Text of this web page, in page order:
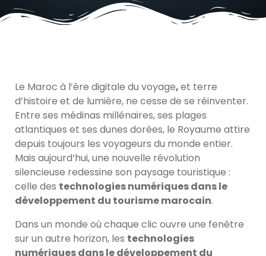
Le Maroc à l’ère digitale du voyage,et terre
d’histoire et de lumière, ne cesse de se réinventer.
Entre ses médinas millénaires, ses plages
atlantiques et ses dunes dorées, le Royaume attire
depuis toujours les voyageurs du monde entier.
Mais aujourd’hui, une nouvelle révolution
silencieuse redessine son paysage touristique :
celle des technologies numériques dans le
développement du tourisme marocain.
Dans un monde où chaque clic ouvre une fenêtre
sur un autre horizon, les technologies
numériques dans le développement du